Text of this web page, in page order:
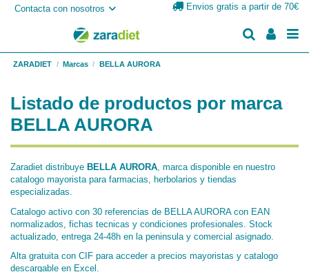
Contacta con nosotros Envios gratis a partir de 70€
ZARADIET Marcas BELLA AURORA
Listado de productos por marca
BELLA AURORA
Zaradiet distribuye BELLA AURORA, marca disponible en nuestro
catalogo mayorista para farmacias, herbolarios y tiendas
especializadas.
Catalogo activo con 30 referencias de BELLA AURORA con EAN
normalizados, fichas tecnicas y condiciones profesionales. Stock
actualizado, entrega 24-48h en la peninsula y comercial asignado.
Alta gratuita con CIF para acceder a precios mayoristas y catalogo
descargable en Excel.